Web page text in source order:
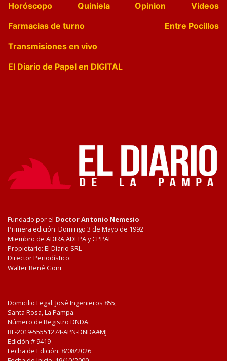
Horóscopo
Quiniela Opinion
Videos
Farmacias de turno
Entre Pocillos
Transmisiones en vivo
El Diario de Papel en DIGITAL
Fundado por el Doctor Antonio Nemesio
Primera edición: Domingo 3 de Mayo de 1992
Miembro de ADIRA,ADEPA y CPPAL
Propietario: El Diario SRL
Director Periodístico:
Walter René Goñi
Domicilio Legal: José Ingenieros 855,
Santa Rosa, La Pampa.
Número de Registro DNDA:
RL-2019-55551274-APN-DNDA#MJ
Edición # 9419
Fecha de Edición: 8/08/2026